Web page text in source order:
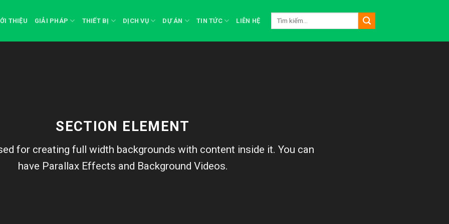
THIỆU GIẢI PHÁP THIẾT BỊ DỊCH VỤ DỰ ÁN TIN TỨC LIÊN HỆ
Tìm
SECTION ELEMENT
for creating full width backgrounds with content inside it. You can
have Parallax Effects and Background Videos.